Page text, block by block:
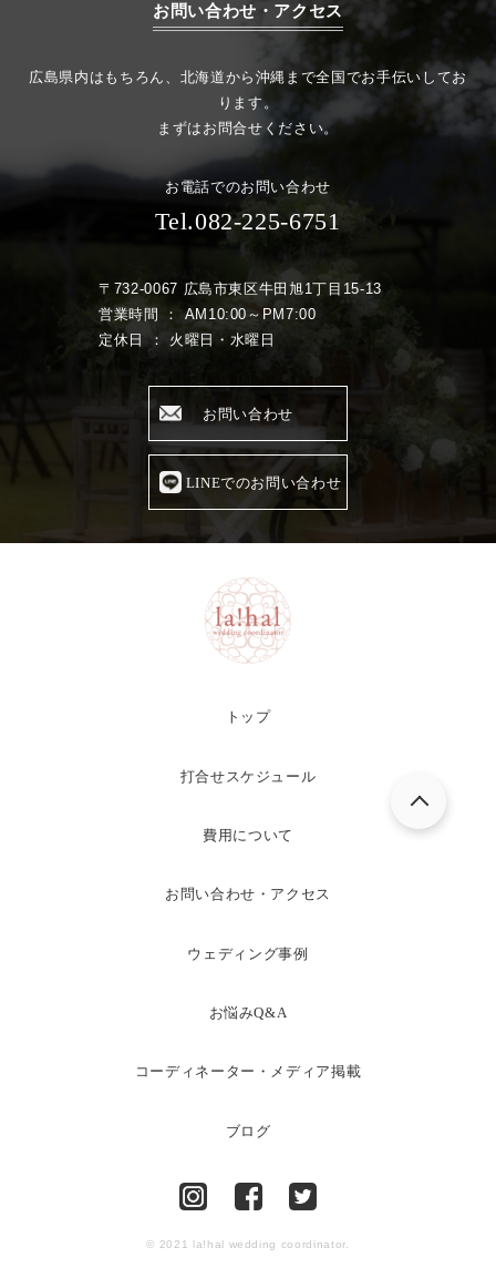
お問い合わせ・アクセス
広島県内はもちろん、北海道から沖縄まで全国でお手伝いしてお
ります。
まずはお問合せください。
お電話でのお問い合わせ
Tel.082-225-6751
〒732-0067 広島市東区牛田旭1丁目15-13
営業時間 ： AM10:00～PM7:00
定休日 ： 火曜日・水曜日
お問い合わせ
LINEでのお問い合わせ
トップ
打合せスケジュール
費用について
お問い合わせ・アクセス
ウェディング事例
お悩みQ&A
コーディネーター・メディア掲載
ブログ
© 2021 la!hal wedding coordinator.